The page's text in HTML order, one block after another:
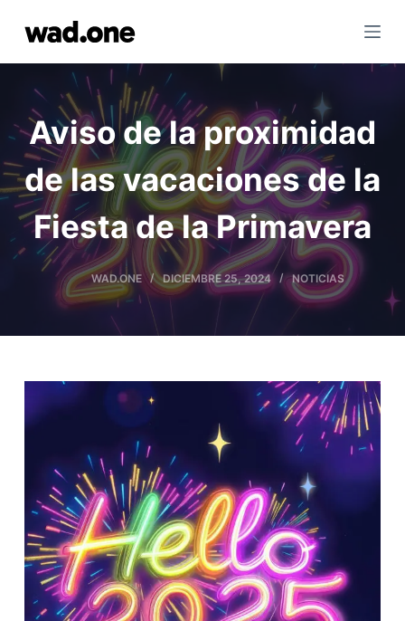
a
o
n
t
e
n
i
Aviso de la proximidad
de las vacaciones de la
Fiesta de la Primavera
WAD.ONE DICIEMBRE 25, 2024 NOTICIAS